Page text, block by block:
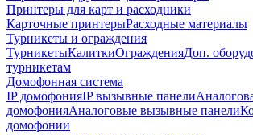
Принтеры для карт и расходники
Карточные принтерыРасходные материалы
Турникеты и ограждения
ТурникетыКалиткиОгражденияДоп.
турникетам
Домофонная система
IP домофонияIP вызывные панели
домофонияАналоговые вызывные панели
домофонии